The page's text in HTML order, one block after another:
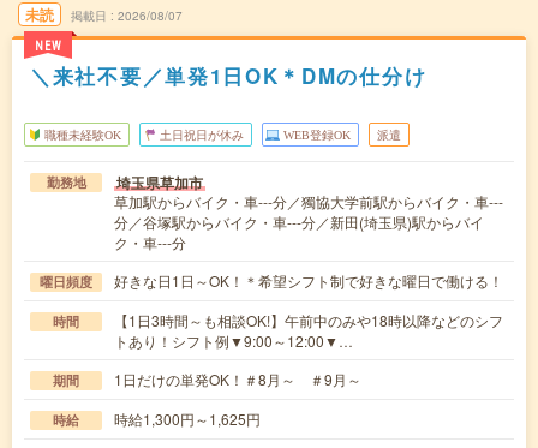
未読
NEW
掲載日 2026/08/07
＼来社不要／単発1日OK＊DMの仕分け
職種未経験OK 土日祝日が休み WEB登録OK 派遣
勤務地 埼玉県草加市
草加駅からバイク・車---分／獨協大学前駅からバイク・車---
分／谷塚駅からバイク・車---分／新田(埼玉県)駅からバイ
ク・車---分
曜日頻度 好きな日1日～OK！＊希望シフト制で好きな曜日で働ける！
時間
【1日3時間～も相談OK!】午前中のみや18時以降などのシフ
トあり！シフト例▼9:00～12:00▼…
期間 1日だけの単発OK！＃8月～ ＃9月～
時給 時給1,300円～1,625円